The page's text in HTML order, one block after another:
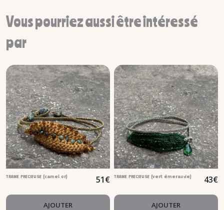
Vous pourriez aussi être intéressé
par
TRAME PRECIEUSE (camel or) 51€
AJOUTER
TRAME PRECIEUSE (vert émeraude) 43€
AJOUTER